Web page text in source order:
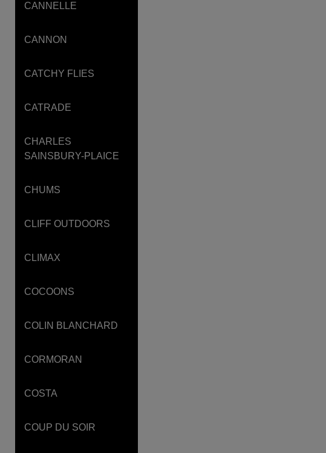
CANNELLE
CANNON
CATCHY FLIES
CATRADE
CHARLES
SAINSBURY-PLAICE
CHUMS
CLIFF OUTDOORS
CLIMAX
COCOONS
COLIN BLANCHARD
CORMORAN
COSTA
COUP DU SOIR